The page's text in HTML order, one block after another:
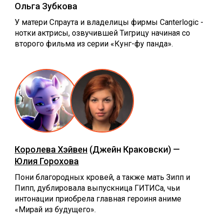
Ольга Зубкова
У матери Спраута и владелицы фирмы Canterlogic -
нотки актрисы, озвучившей Тигрицу начиная со
второго фильма из серии «Кунг-фу панда».
Королева Хэйвен (Джейн Краковски) —
Юлия Горохова
Пони благородных кровей, а также мать Зипп и
Пипп, дублировала выпускница ГИТИСа, чьи
интонации приобрела главная героиня аниме
«Мирай из будущего».